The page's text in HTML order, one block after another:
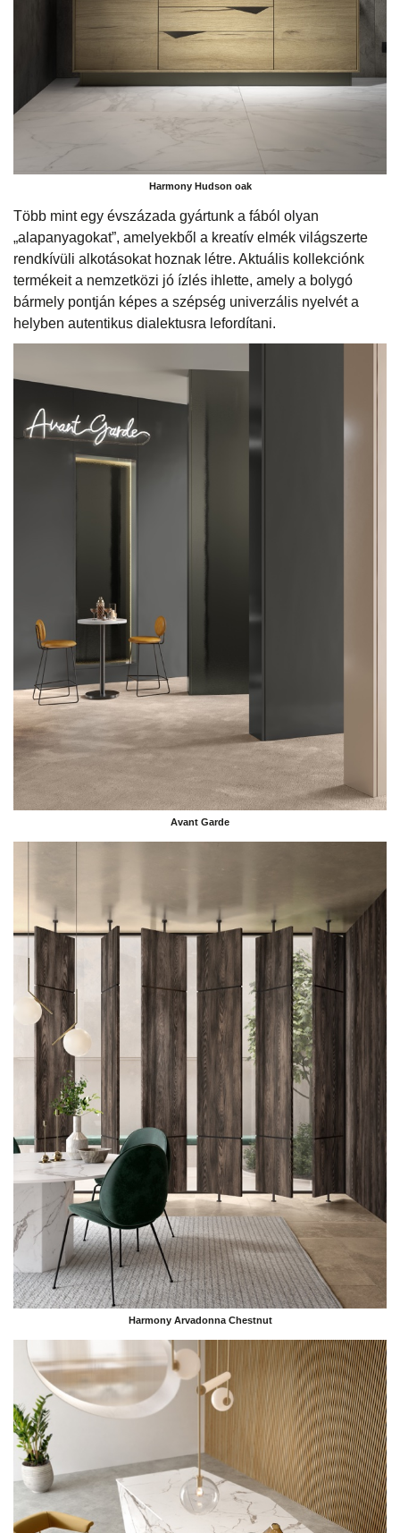
Harmony Hudson oak
Több mint egy évszázada gyártunk a fából olyan
„alapanyagokat”, amelyekből a kreatív elmék világszerte
rendkívüli alkotásokat hoznak létre. Aktuális kollekciónk
termékeit a nemzetközi jó ízlés ihlette, amely a bolygó
bármely pontján képes a szépség univerzális nyelvét a
helyben autentikus dialektusra lefordítani.
Avant Garde
Harmony Arvadonna Chestnut